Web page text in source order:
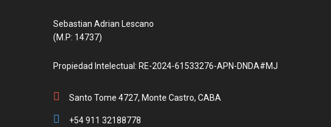
Sebastian Adrian Lescano
(M.P: 14737)
Propiedad Intelectual: RE-2024-61533276-APN-DNDA#MJ
Santo Tome 4727, Monte Castro, CABA
+54 911 32188778